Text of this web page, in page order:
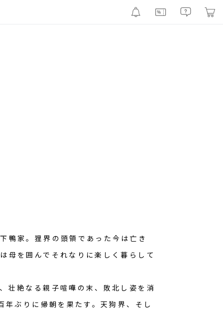
鴨家。狸界の頭領であった今は亡き
母を囲んでそれなりに楽しく暮らして
壮絶なる親子喧嘩の末、敗北し姿を消
年ぶりに帰朝を果たす。天狗界、そし